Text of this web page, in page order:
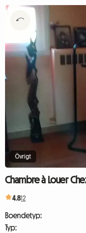
Övrigt
Chambre à Louer
4.812
Boendetyp:
Typ: